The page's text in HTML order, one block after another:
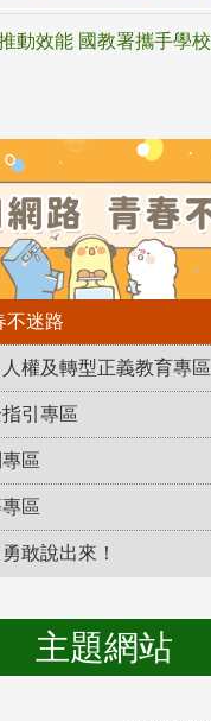
不迷路
人權及轉型正義教育專區
引專區
區
區
敢說出來！
主題網站